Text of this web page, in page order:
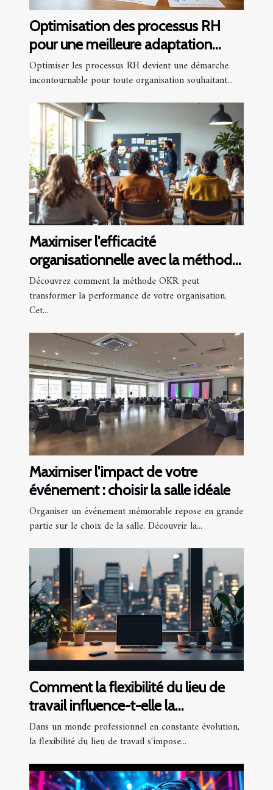
Optimisation des processus RH
pour une meilleure adaptation
stratégique
Optimiser les processus RH devient une démarche
incontournable pour toute organisation souhaitant...
Maximiser l'efficacité
organisationnelle avec la méthode
OKR
Découvrez comment la méthode OKR peut
transformer la performance de votre organisation.
Cet...
Maximiser l'impact de votre
événement : choisir la salle idéale
Organiser un événement mémorable repose en grande
partie sur le choix de la salle. Découvrir la...
Comment la flexibilité du lieu de
travail influence-t-elle la
productivité?
Dans un monde professionnel en constante évolution,
la flexibilité du lieu de travail s'impose...